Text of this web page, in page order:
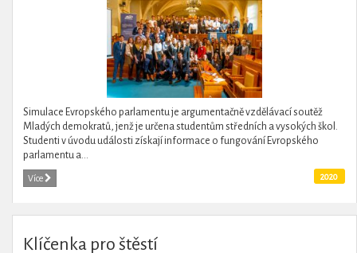
Simulace Evropského parlamentu je argumentačně vzdělávací soutěž
Mladých demokratů, jenž je určena studentům středních a vysokých škol.
Studenti v úvodu události získají informace o fungování Evropského
parlamentu a...
Více 2020
Klíčenka pro štěstí